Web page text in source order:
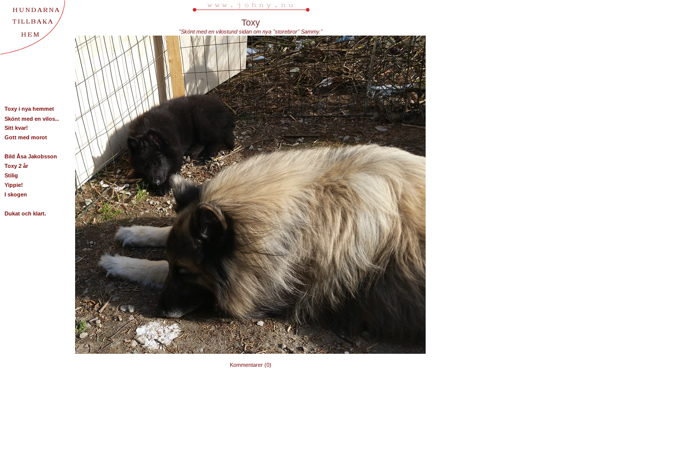
Toxy i nya hemmet
Skönt med en vilos..
Sitt kvar!
Gott med morot
Bild Åsa Jakobsson
Toxy 2 år
Stilig
Yippie!
I skogen
Dukat och klart.
Toxy
"Skönt med en vilostund sidan om nya "storebror" Sammy."
Kommentarer (0)